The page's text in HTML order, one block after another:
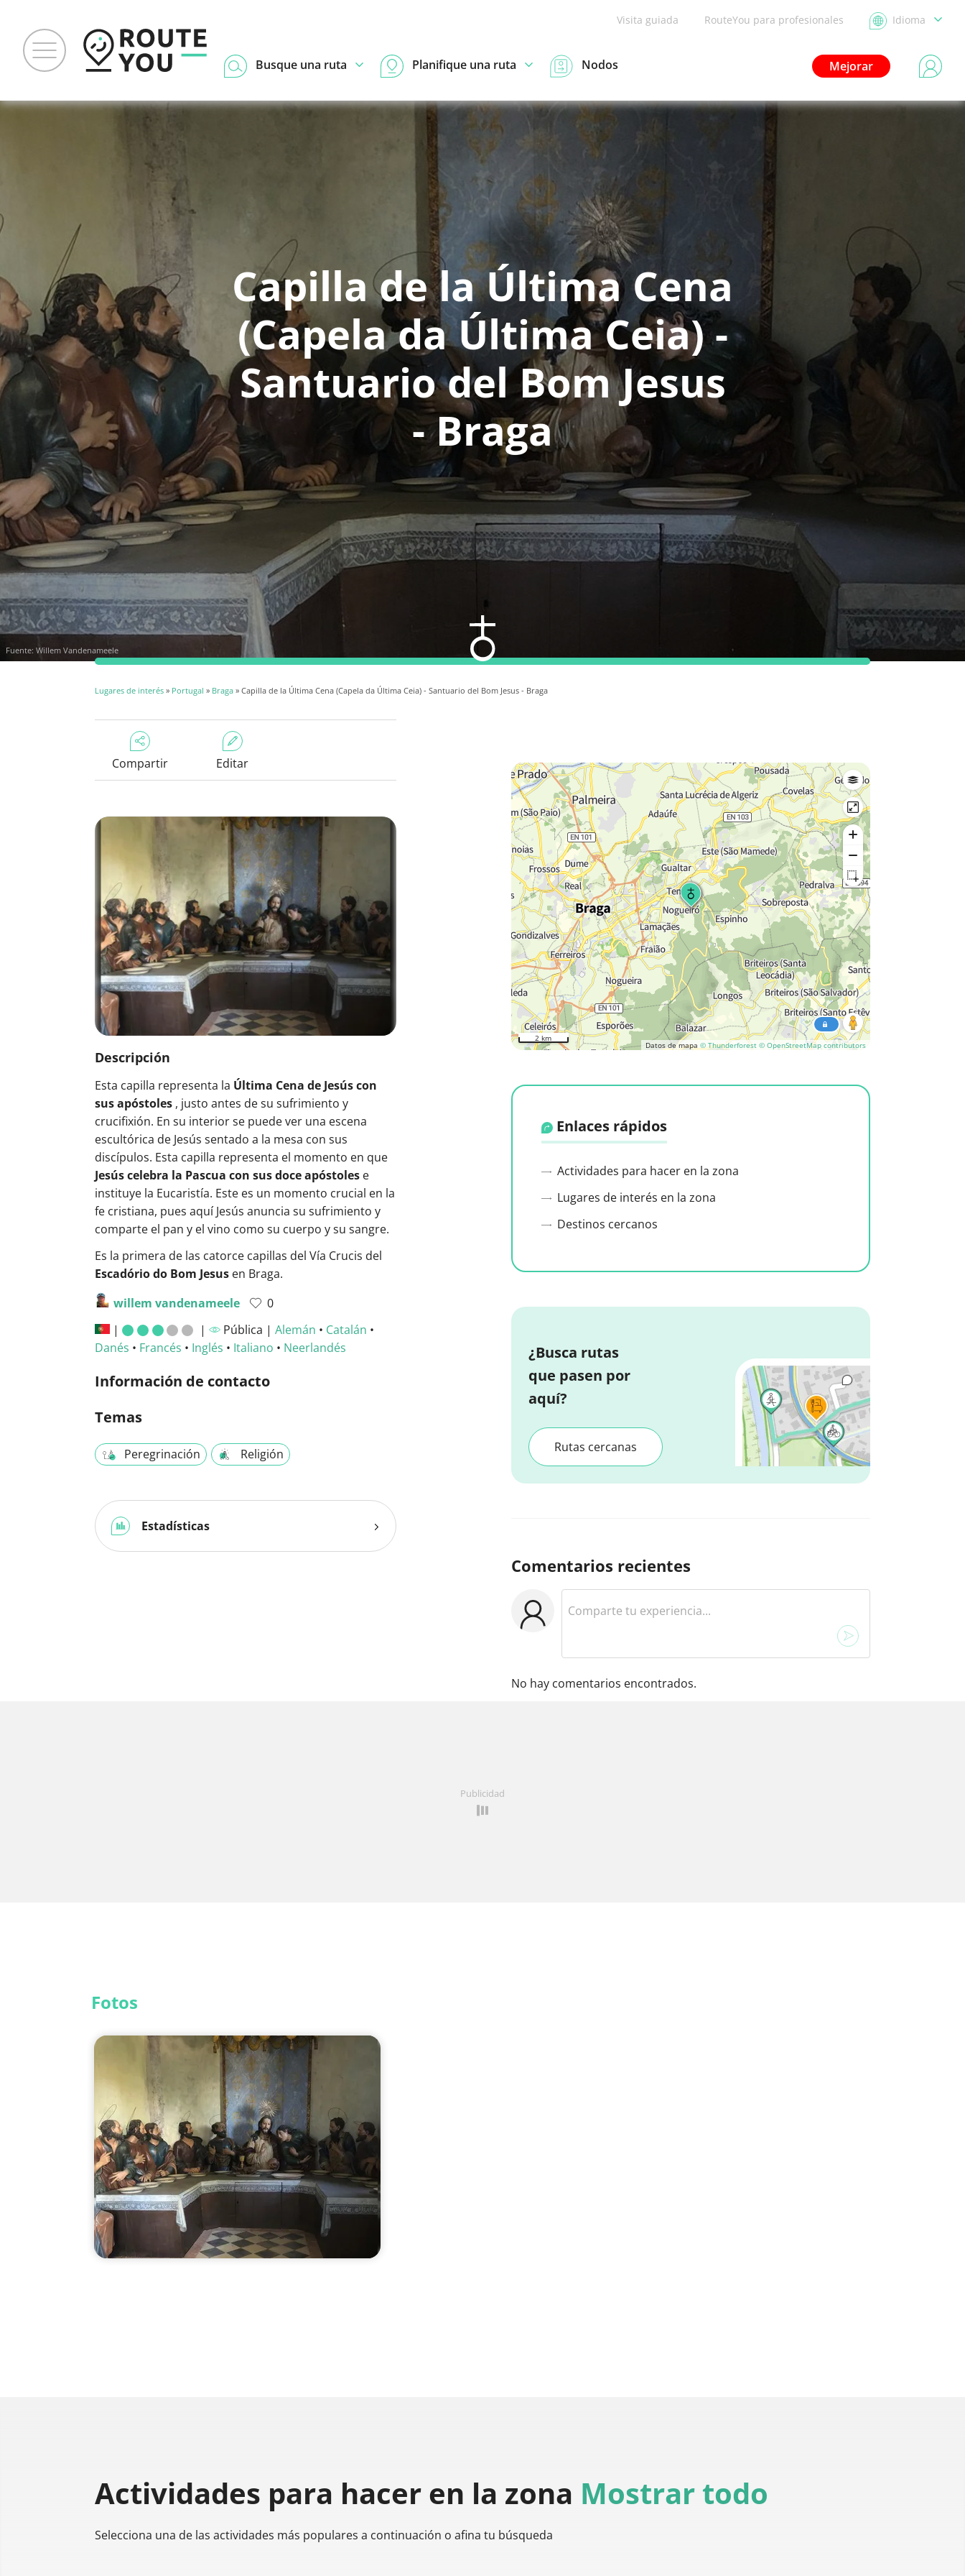
Visita guiada RouteYou para profesionales Idioma
Mejorar
Busque una ruta Planifique una ruta Nodos
Capilla de la Última Cena
(Capela da Última Ceia) -
Santuario del Bom Jesus
- Braga
Fuente: Willem Vandenameele
Lugares de interés » Portugal » Braga » Capilla de la Última Cena (Capela da Última Ceia) - Santuario del Bom Jesus - Braga
Compartir Editar
Descripción
Esta capilla representa la Última Cena de Jesús con
sus apóstoles , justo antes de su sufrimiento y
crucifixión. En su interior se puede ver una escena
escultórica de Jesús sentado a la mesa con sus
discípulos. Esta capilla representa el momento en que
Jesús celebra la Pascua con sus doce apóstoles e
instituye la Eucaristía. Este es un momento crucial en la
fe cristiana, pues aquí Jesús anuncia su sufrimiento y
comparte el pan y el vino como su cuerpo y su sangre.
Es la primera de las catorce capillas del Vía Crucis del
Escadório do Bom Jesus en Braga.
willem vandenameele
0
|
| Pública | Alemán • Catalán •
Danés • Francés • Inglés • Italiano • Neerlandés
Información de contacto
Temas
Peregrinación Religión
Estadísticas
Datos de mapa © Thunderforest © OpenStreetMap contributors
2 km
Enlaces rápidos
Actividades para hacer en la zona
Lugares de interés en la zona
Destinos cercanos
¿Busca rutas
que pasen por
aquí?
Rutas cercanas
Comentarios recientes
No hay comentarios encontrados.
Publicidad
Fotos
Actividades para hacer en la zona Mostrar todo
Selecciona una de las actividades más populares a continuación o afina tu búsqueda